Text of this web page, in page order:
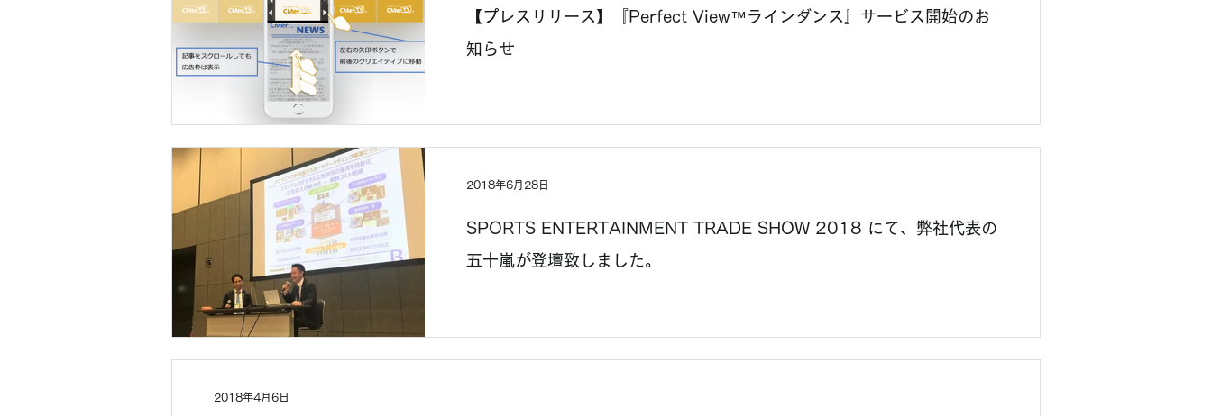
【プレスリリース】『Perfect View™ラインダンス』サービス開始のお
知らせ
SPORTS ENTERTAINMENT TRADE SHOW 2018 にて、弊社代表の
五十嵐が登壇致しました。
2018年6月28日
2018年4月6日